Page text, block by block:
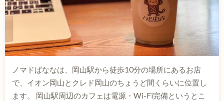
ノマドばななは、岡山駅から徒歩10分の場所にあるお店
で、イオン岡山とクレド岡山のちょうど間くらいに位置し
ます。 岡山駅周辺のカフェは電源・Wi-Fi完備というとこ